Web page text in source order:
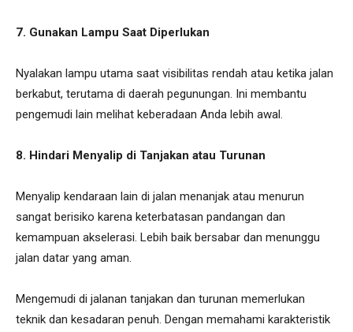
7. Gunakan Lampu Saat Diperlukan
Nyalakan lampu utama saat visibilitas rendah atau ketika jalan
berkabut, terutama di daerah pegunungan. Ini membantu
pengemudi lain melihat keberadaan Anda lebih awal.
8. Hindari Menyalip di Tanjakan atau Turunan
Menyalip kendaraan lain di jalan menanjak atau menurun
sangat berisiko karena keterbatasan pandangan dan
kemampuan akselerasi. Lebih baik bersabar dan menunggu
jalan datar yang aman.
Mengemudi di jalanan tanjakan dan turunan memerlukan
teknik dan kesadaran penuh. Dengan memahami karakteristik